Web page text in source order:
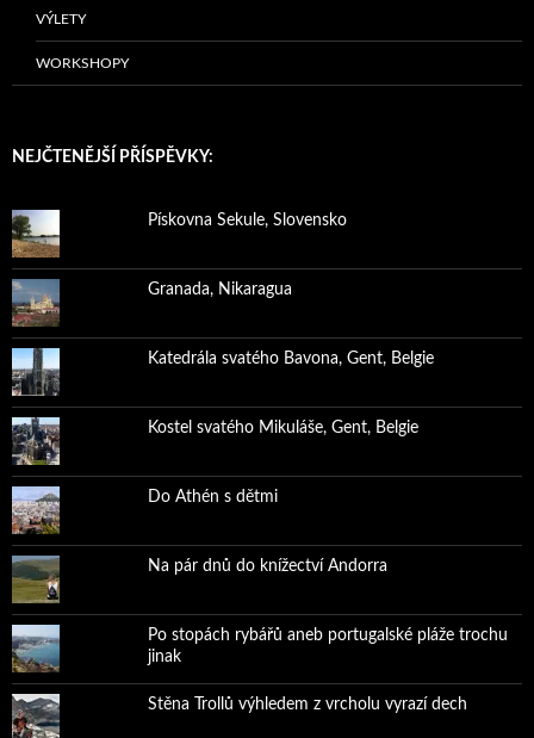
VÝLETY
WORKSHOPY
NEJČTENĚJŠÍ PŘÍSPĚVKY:
Pískovna Sekule, Slovensko
Granada, Nikaragua
Katedrála svatého Bavona, Gent, Belgie
Kostel svatého Mikuláše, Gent, Belgie
Do Athén s dětmi
Na pár dnů do knížectví Andorra
Po stopách rybářů aneb portugalské pláže trochu
jinak
Stěna Trollů výhledem z vrcholu vyrazí dech